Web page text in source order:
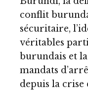
conflit
sécuritaire,
véritables
burundais et
mandats
depuis la crise